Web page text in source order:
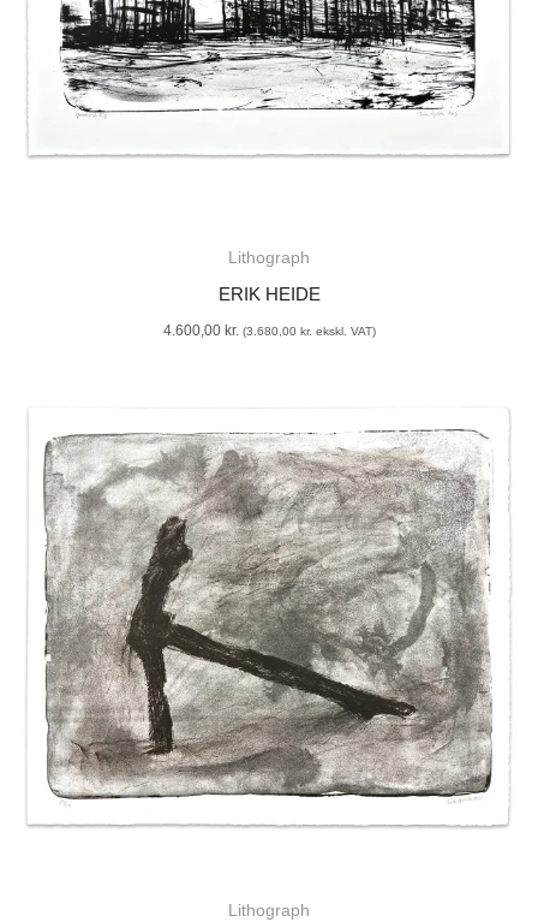
Lithograph
ERIK HEIDE
4.600,00 kr. (3.680,00 kr. ekskl. VAT)
Lithograph